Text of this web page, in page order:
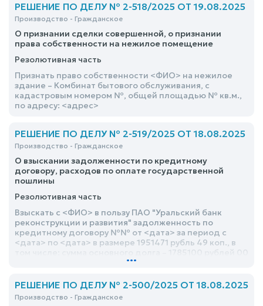
РЕШЕНИЕ ПО ДЕЛУ № 2-518/2025 ОТ 19.08.2025
Производство - Гражданское
О признании сделки совершенной, о признании
права собственности на нежилое помещение
Резолютивная часть
Признать право собственности <ФИО> на нежилое
здание – Комбинат бытового обслуживания, с
кадастровым номером №, общей площадью № кв.м.,
по адресу: <адрес>
РЕШЕНИЕ ПО ДЕЛУ № 2-519/2025 ОТ 18.08.2025
Производство - Гражданское
О взыскании задолженности по кредитному
договору, расходов по оплате государственной
пошлины
Резолютивная часть
Взыскать с <ФИО> в пользу ПАО "Уральский банк
реконструкции и развития" задолженность по
кредитному договору №№ от <дата> за период с
<дата> по <дата> в размере 1951471 рубль 49 коп., в
копеек; проценты, начисленные за пользование
рубль 49 копеек
...
РЕШЕНИЕ ПО ДЕЛУ № 2-500/2025 ОТ 18.08.2025
Производство - Гражданское